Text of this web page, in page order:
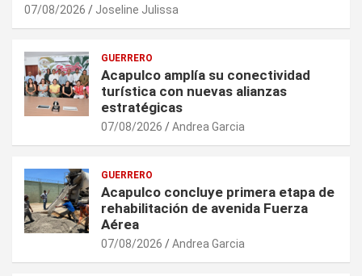
07/08/2026 Joseline Julissa
GUERRERO
Acapulco amplía su conectividad
turística con nuevas alianzas
estratégicas
07/08/2026 Andrea Garcia
GUERRERO
Acapulco concluye primera etapa de
rehabilitación de avenida Fuerza
Aérea
07/08/2026 Andrea Garcia